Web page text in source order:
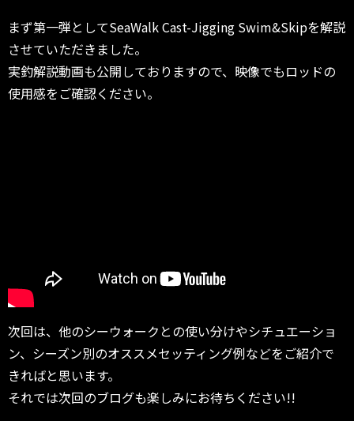
まず第一弾としてSeaWalk Cast-Jigging Swim&Skipを解説
させていただきました。
実釣解説動画も公開しておりますので、映像でもロッドの
使用感をご確認ください。
次回は、他のシーウォークとの使い分けやシチュエーショ
ン、シーズン別のオススメセッティング例などをご紹介で
きればと思います。
それでは次回のブログも楽しみにお待ちください!!